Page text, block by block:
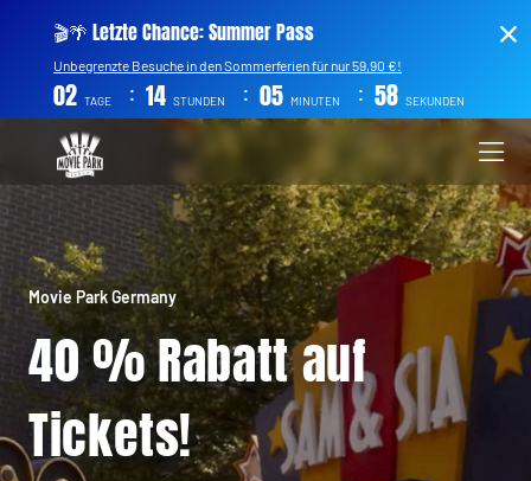
🎬🌴 Letzte Chance: Summer Pass
Unbegrenzte Besuche in den Sommerferien für nur 59,90 €!
02 TAGE : 14 STUNDEN : 05 MINUTEN : 57 SEKUNDEN
Movie Park Germany
40 % Rabatt auf
Tickets!